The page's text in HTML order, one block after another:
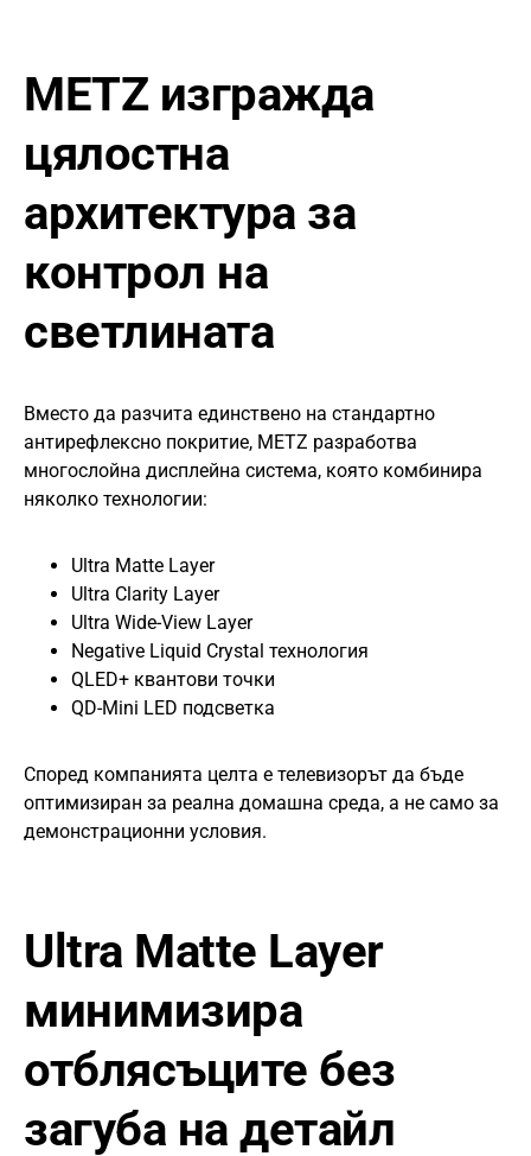
METZ изгражда
цялостна
архитектура за
контрол на
светлината
Вместо да разчита единствено на стандартно
антирефлексно покритие, METZ разработва
многослойна дисплейна система, която комбинира
няколко технологии:
Ultra Matte Layer
Ultra Clarity Layer
Ultra Wide-View Layer
Negative Liquid Crystal технология
QLED+ квантови точки
QD-Mini LED подсветка
Според компанията целта е телевизорът да бъде
оптимизиран за реална домашна среда, а не само за
демонстрационни условия.
Ultra Matte Layer
минимизира
отблясъците без
загуба на детайл